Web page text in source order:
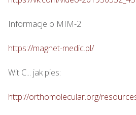
Informacje o MIM-2
https://magnet-medic.pl/
Wit C... jak pies:
http://orthomolecular.org/